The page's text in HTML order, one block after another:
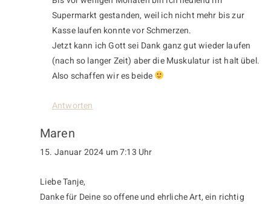
Supermarkt gestanden, weil ich nicht mehr bis zur
Kasse laufen konnte vor Schmerzen.
Jetzt kann ich Gott sei Dank ganz gut wieder laufen
(nach so langer Zeit) aber die Muskulatur ist halt übel.
Also schaffen wir es beide
Antworten
Maren
15. Januar 2024 um 7:13 Uhr
Liebe Tanje,
Danke für Deine so offene und ehrliche Art, ein richtig